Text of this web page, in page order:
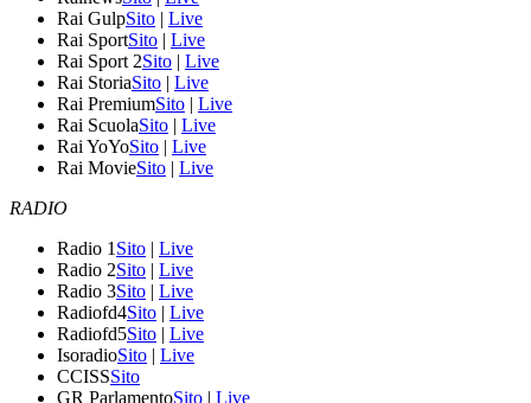
Rai GulpSito | Live
Rai SportSito | Live
Rai Sport 2Sito | Live
Rai StoriaSito | Live
Rai PremiumSito | Live
Rai ScuolaSito | Live
Rai YoYoSito | Live
Rai MovieSito | Live
RADIO
Radio 1 Sito | Live
Radio 2Sito | Live
Radio 3Sito | Live
Radiofd4Sito | Live
Radiofd5Sito | Live
IsoradioSito | Live
CCISSSito
GR ParlamentoSito | Live